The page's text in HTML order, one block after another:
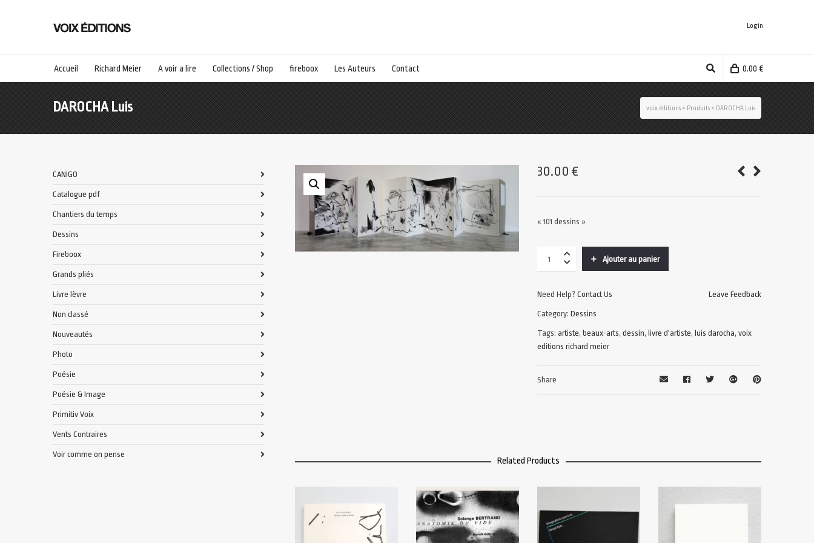
Login
Accueil Richard Meier A voir a lire Collections / Shop fireboox Les Auteurs Contact 0.00 €
DAROCHA Luis voix éditions > Produits > DAROCHA Luis
30.00€
« 101 dessins »
Ajouter au panier
Need Help?Contact Us Leave Feedback
Category:Dessins
Tags:artiste,beaux-arts,dessin, livre d'artiste, luis darocha,voix
editions richard meier
Share
Related Products
CANIGO
Catalogue pdf
Chantiers du temps
Dessins
Fireboox
Grands pliés
Livre lèvre
Non classé
Nouveautés
Photo
Poésie
Poésie & Image
Primitiv Voix
Vents Contraires
Voir comme on pense